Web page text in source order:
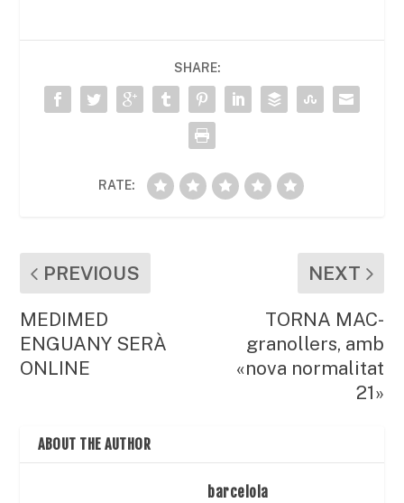
b
o
o
A
p
p
ar
te
ix
SHARE:
RATE:
PREVIOUS
MEDIMED
ENGUANY SERÀ
ONLINE
NEXT
TORNA MAC-
granollers, amb
«nova normalitat
21»
ABOUT THE AUTHOR
barcelola